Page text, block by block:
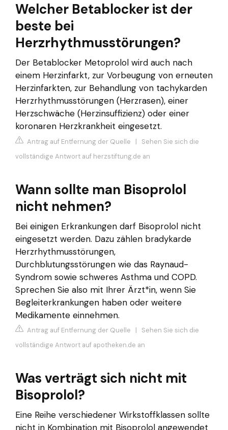
Welcher Betablocker ist der
beste bei
Herzrhythmusstörungen?
Der Betablocker Metoprolol wird auch nach
einem Herzinfarkt, zur Vorbeugung von erneuten
Herzinfarkten, zur Behandlung von tachykarden
Herzrhythmusstörungen (Herzrasen), einer
Herzschwäche (Herzinsuffizienz) oder einer
koronaren Herzkrankheit eingesetzt.
Antrag auf Entfernung der Quelle | Sehen Sie sich die
vollständige Antwort auf herzstiftung.de an
Wann sollte man Bisoprolol
nicht nehmen?
Bei einigen Erkrankungen darf Bisoprolol nicht
eingesetzt werden. Dazu zählen bradykarde
Herzrhythmusstörungen,
Durchblutungsstörungen wie das Raynaud-
Syndrom sowie schweres Asthma und COPD.
Sprechen Sie also mit Ihrer Ärzt*in, wenn Sie
Begleiterkrankungen haben oder weitere
Medikamente einnehmen.
Antrag auf Entfernung der Quelle | Sehen Sie sich die
vollständige Antwort auf apotheken.de an
Was verträgt sich nicht mit
Bisoprolol?
Eine Reihe verschiedener Wirkstoffklassen sollte
nicht in Kombination mit Bisoprolol angewendet